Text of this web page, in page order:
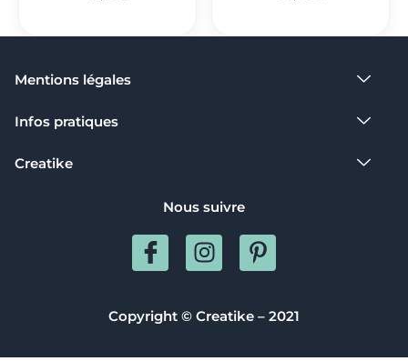
Mentions légales​
Infos pratiques
Creatike
Nous suivre
I
c
n
I
n
t
P
i
t
Copyright © Creatike – 2021